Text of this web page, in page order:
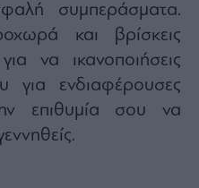
συμπεράσματα.
και βρίσκεις
να ικανοποιήσεις
ενδιαφέρουσες
επιθυμία σου να